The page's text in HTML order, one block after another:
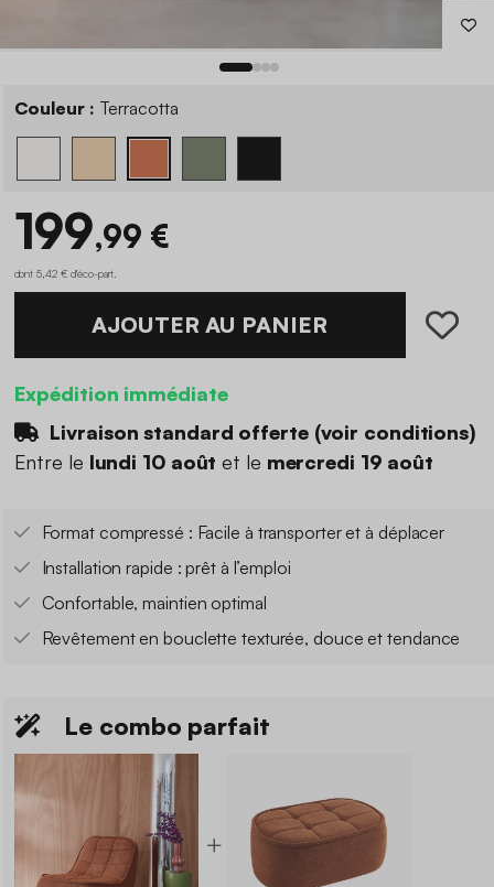
Couleur : Terracotta
199,99 €
dont 5,42 € d'éco-part
AJOUTER AU PANIER
Expédition immédiate
Livraison standard offerte (voir conditions)
Entre le lundi 10 août et le mercredi 19 août
Format compressé : Facile à transporter et à déplacer
Installation rapide : prêt à l’emploi
Confortable, maintien optimal
Revêtement en bouclette texturée, douce et tendance
Le combo parfait